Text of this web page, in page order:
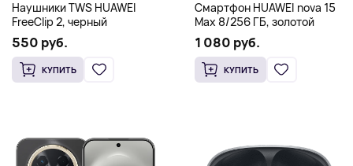
Наушники TWS HUAWEI
FreeClip 2, черный
550 руб.
КУПИТЬ
Смартфон HUAWEI nova 15
Max 8/256 ГБ, золотой
1 080 руб.
КУПИТЬ